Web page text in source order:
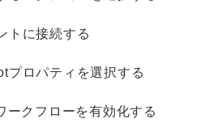
トに接続する
プロパティを選択する
ークフローを有効化する